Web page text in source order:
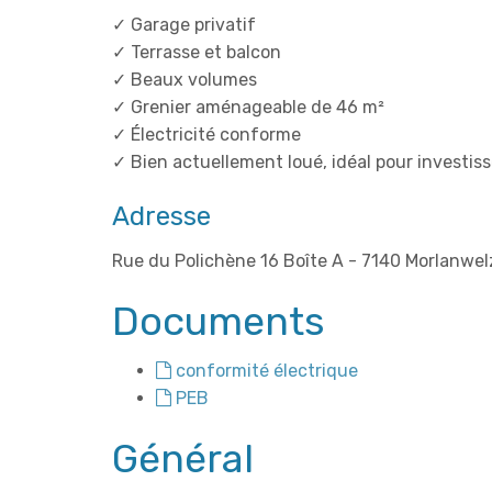
✓ Garage privatif
✓ Terrasse et balcon
✓ Beaux volumes
✓ Grenier aménageable de 46 m²
✓ Électricité conforme
✓ Bien actuellement loué, idéal pour
Adresse
Rue du Polichène 16 Boîte A - 7140
Documents
conformité électrique
PEB
Général